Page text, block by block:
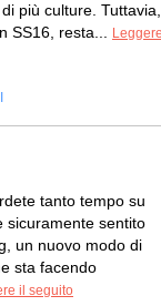
più culture. Tuttavia,
SS16, resta...
tanto tempo su
sicuramente sentito
un nuovo modo di
sta facendo
il seguito